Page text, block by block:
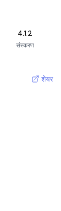
4.1.2
संस्करण
शेयर